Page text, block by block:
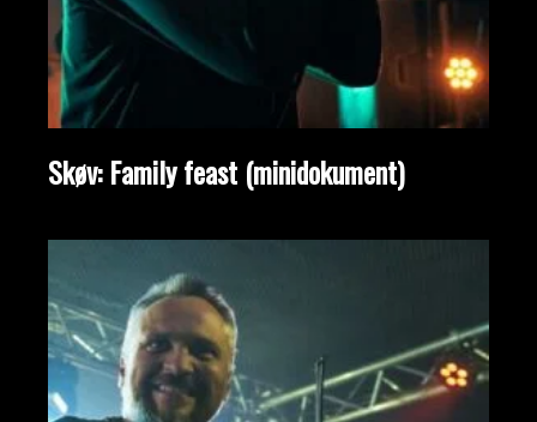
Skøv: Family feast (minidokument)